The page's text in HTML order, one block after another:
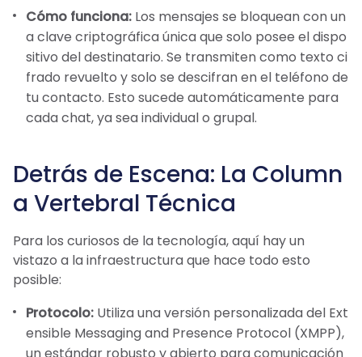
Cómo funciona: Los mensajes se bloquean con un
a clave criptográfica única que solo posee el dispo
sitivo del destinatario. Se transmiten como texto ci
frado revuelto y solo se descifran en el teléfono de
tu contacto. Esto sucede automáticamente para
cada chat, ya sea individual o grupal.
Detrás de Escena: La Column
a Vertebral Técnica
Para los curiosos de la tecnología, aquí hay un
vistazo a la infraestructura que hace todo esto
posible:
Protocolo: Utiliza una versión personalizada del Ext
ensible Messaging and Presence Protocol (XMPP),
un estándar robusto y abierto para comunicación